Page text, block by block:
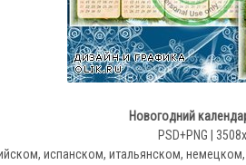
Новогодний
PSD+PNG |
испанском, итальянском,